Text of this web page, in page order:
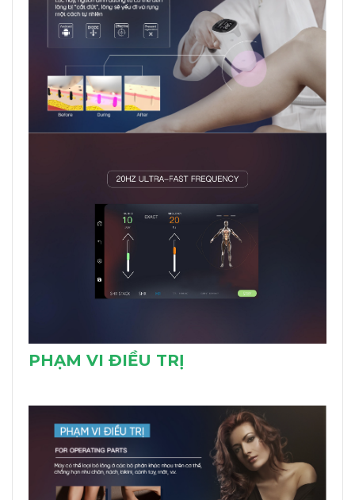
PHẠM VI ĐIỀU TRỊ